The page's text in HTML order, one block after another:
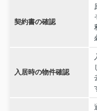
契約書の確認
入居時の物件確認